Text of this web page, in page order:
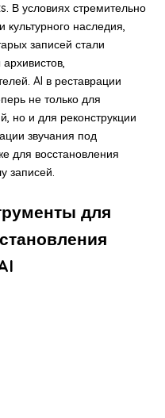
В условиях стремительно
наследия,
записей стали
AI в реставрации
не только для
но и для реконструкции
звучания под
для восстановления
записей.
для